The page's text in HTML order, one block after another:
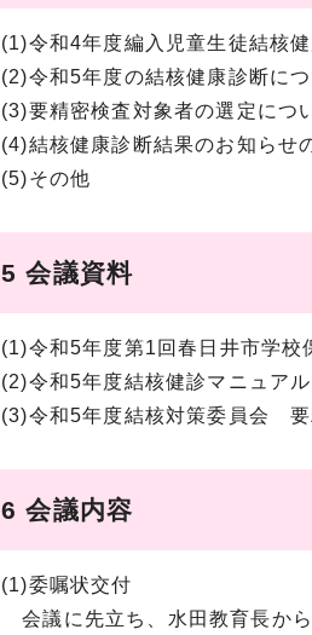
(1)令和4年度編入児童生徒結核
(2)令和5年度の結核健康診断に
(3)要精密検査対象者の選定につ
(4)結核健康診断結果のお知らせ
(5)その他
5 会議資料
(1)令和5年度第1回春日井市学校
(2)令和5年度結核健診マニュアル
(3)令和5年度結核対策委員会 要
6 会議内容
(1)委嘱状交付
会議に先立ち、水田教育長か